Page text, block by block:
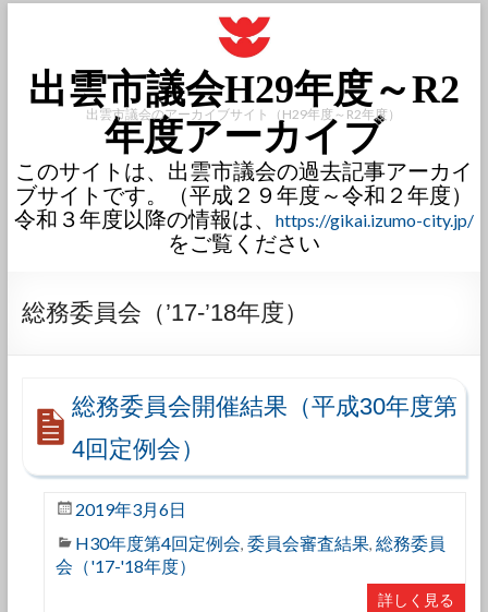
出雲市議会H29年度～R2
年度アーカイブ
出雲市議会のアーカイブサイト（H29年度～R2年度）
このサイトは、出雲市議会の過去記事アーカイ
ブサイトです。（平成２９年度～令和２年度）
令和３年度以降の情報は、
https://gikai.izumo-city.jp/
をご覧ください
総務委員会（’17-’18年度）
総務委員会開催結果（平成30年度第
4回定例会）
2019年3月6日
H30年度第4回定例会, 委員会審査結果, 総務委員
会（'17-'18年度）
詳しく見る